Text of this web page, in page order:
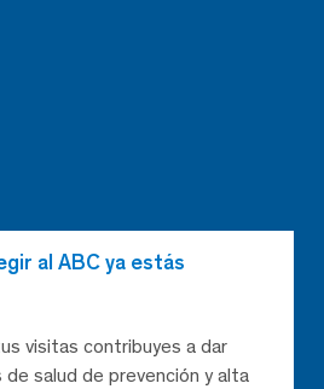
al ABC ya estás
visitas contribuyes a dar
salud de prevención y alta